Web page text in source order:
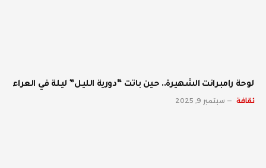
لوحة رامبرانت الشهيرة.. حين باتت “دورية الليل” ليلة في العراء
ثقافة سبتمبر 9, 2025